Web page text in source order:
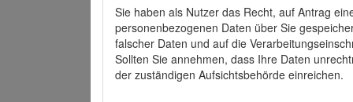
Sie haben als Nutzer das Recht, auf Antrag
personenbezogenen Daten über Sie
falscher Daten und auf die
Sollten Sie annehmen, dass Ihre Daten
der zuständigen Aufsichtsbehörde einreichen.